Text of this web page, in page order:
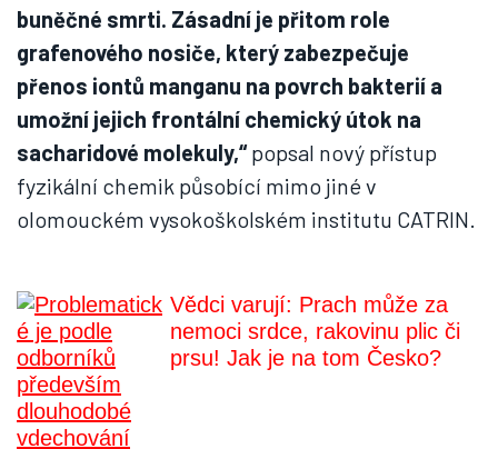
buněčné smrti. Zásadní je přitom role
grafenového nosiče, který zabezpečuje
přenos iontů manganu na povrch bakterií a
umožní jejich frontální chemický útok na
sacharidové molekuly,“popsal nový přístup
fyzikální chemik působící mimo jiné v
olomouckém vysokoškolském institutu CATRIN.
Vědci varují: Prach může za
nemoci srdce, rakovinu plic či
prsu! Jak je na tom Česko?